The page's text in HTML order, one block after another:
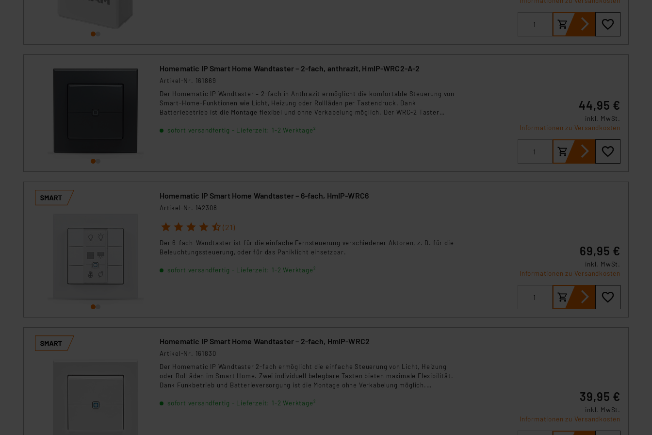
Für die USA besteht kein Angemessenheitsbeschluss der EU. Dies bedeutet, dass die USA als Land mit unzureichendem
Impressum| Datenschutzerklärung
Homematic IP Smart Home Wandtaster – 2-fach, anthrazit, HmIP-WRC2-A-2
Artikel-Nr. 161869
Der Homematic IP Wandtaster – 2-fach in Anthrazit ermöglicht die komfortable Steuerung von
Smart-Home-Funktionen wie Licht, Heizung oder Rollläden per Tastendruck. Dank
Batteriebetrieb ist die Montage flexibel und ohne Verkabelung möglich. Der WRC-2 Taster
Homematic IP System.
sofort versandfertig - Lieferzeit: 1-2 Werktage²
44,95 €
inkl. MwSt.
Informationen zu Versandkosten
Homematic IP Smart Home Wandtaster – 6-fach, HmIP-WRC6
Artikel-Nr. 142308
1 2 3 4 5 (21)
Der 6-fach-Wandtaster ist für die einfache Fernsteuerung verschiedener Aktoren, z. B. für die
Beleuchtungssteuerung, oder für das Paniklicht einsetzbar.
sofort versandfertig - Lieferzeit: 1-2 Werktage²
69,95 €
inkl. MwSt.
Informationen zu Versandkosten
Homematic IP Smart Home Wandtaster – 2-fach, HmIP-WRC2
Artikel-Nr. 161830
Der Homematic IP Wandtaster 2‑fach ermöglicht die einfache Steuerung von Licht, Heizung
oder Rollläden im Smart Home. Zwei individuell belegbare Tasten bieten maximale Flexibilität.
Dank Funkbetrieb und Batterieversorgung ist die Montage ohne Verkabelung möglich.
sofort versandfertig - Lieferzeit: 1-2 Werktage²
39,95 €
inkl. MwSt.
Informationen zu Versandkosten